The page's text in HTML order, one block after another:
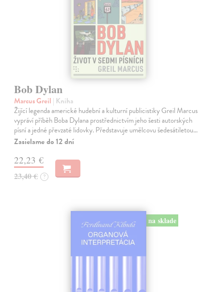
Bob Dylan
Marcus Greil | Kniha
Žijící legenda americké hudební a kulturní publicistiky Greil Marcus
vypráví příběh Boba Dylana prostřednictvím jeho šesti autorských
písní a jedné převzaté lidovky. Představuje umělcovu šedesátiletou…
Zasielame do 12 dní
22,23 €
23,40 € ?
na sklade